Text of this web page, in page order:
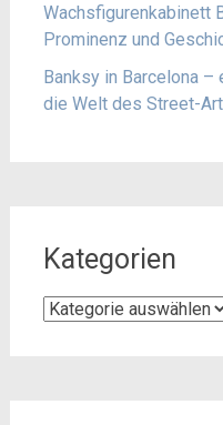
Wachsfigurenkabinett
Prominenz und
Banksy in Barcelona
die Welt des Street-
Kategorien
Kategorien